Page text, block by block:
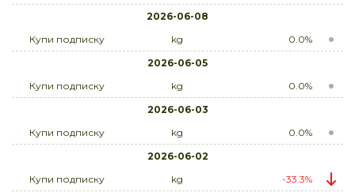
2026-06-08
Купи подписку
kg
0.0%
2026-06-05
Купи подписку
kg
0.0%
2026-06-03
Купи подписку
kg
0.0%
2026-06-02
Купи подписку
kg
-33.3%